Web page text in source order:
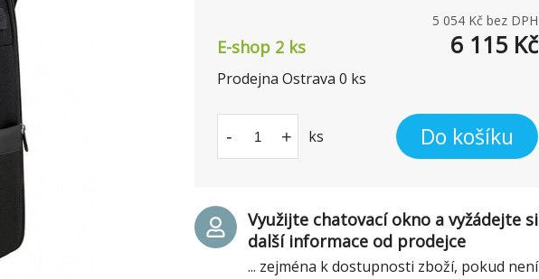
5 054 Kč bez DPH
E-shop 2 ks 6 115 Kč
Prodejna Ostrava 0 ks
- + ks Do košíku
Využijte chatovací okno a vyžádejte si
další informace od prodejce
... zejména k dostupnosti zboží, pokud není